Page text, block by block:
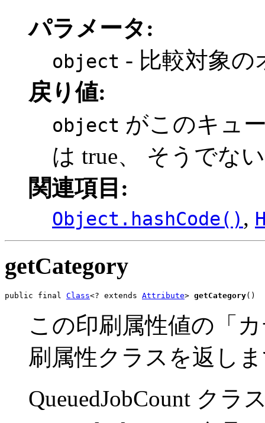
パラメータ:
object - 比較対象の
戻り値:
object がこのキュ
は true、 そうでな
関連項目:
Object.hashCode() ,
getCategory
public final Class<? extends Attribute> getCategory()
この印刷属性値の「
刷属性クラスを返し
QueuedJobCount ク